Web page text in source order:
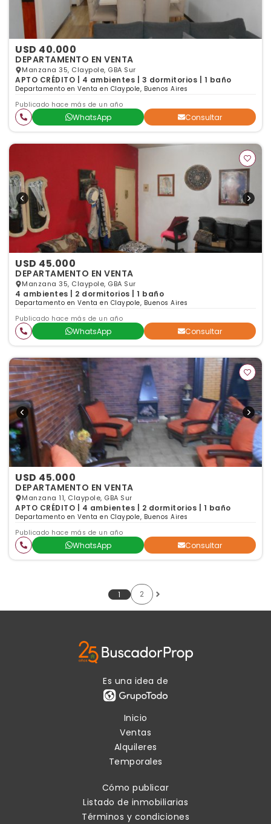
USD 40.000
DEPARTAMENTO EN VENTA
Manzana 35, Claypole, GBA Sur
APTO CRÉDITO | 4 ambientes | 3 dormitorios | 1 baño
Departamento en Venta en Claypole, Buenos Aires
Publicado hace más de un año
WhatsApp Consultar
USD 45.000
DEPARTAMENTO EN VENTA
Manzana 35, Claypole, GBA Sur
4 ambientes | 2 dormitorios | 1 baño
Departamento en Venta en Claypole, Buenos Aires
Publicado hace más de un año
WhatsApp Consultar
USD 45.000
DEPARTAMENTO EN VENTA
Manzana 11, Claypole, GBA Sur
APTO CRÉDITO | 4 ambientes | 2 dormitorios | 1 baño
Departamento en Venta en Claypole, Buenos Aires
Publicado hace más de un año
WhatsApp Consultar
1 2
Es una idea de
Inicio
Ventas
Alquileres
Temporales
Cómo publicar
Listado de inmobiliarias
Términos y condiciones